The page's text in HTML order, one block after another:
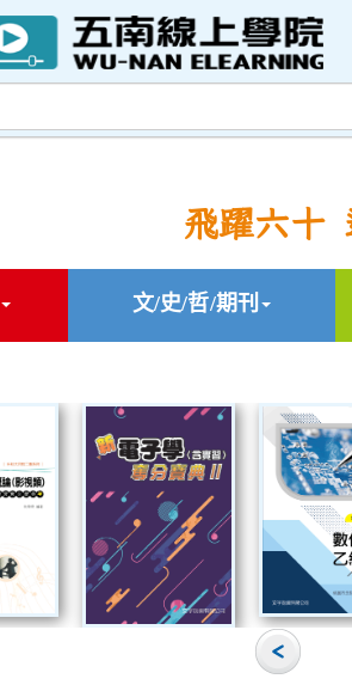
飛躍六十
文/史/哲/期刊